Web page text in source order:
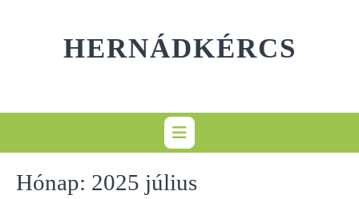
HERNÁDKÉRCS
Hónap: 2025 július